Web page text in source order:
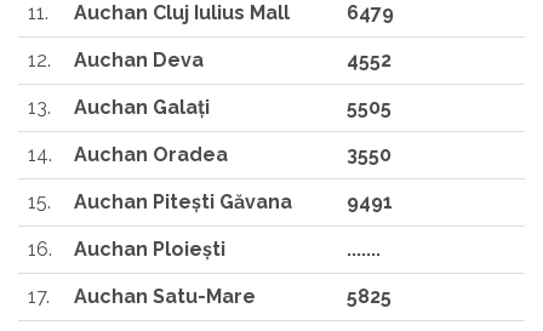
11. Auchan Cluj Iulius Mall 6479
12. Auchan Deva 4552
13. Auchan Galaţi 5505
14. Auchan Oradea 3550
15. Auchan Piteşti Găvana 9491
16. Auchan Ploieşti .......
17. Auchan Satu-Mare 5825